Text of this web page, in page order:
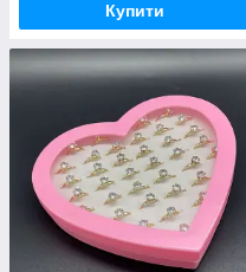
Купити